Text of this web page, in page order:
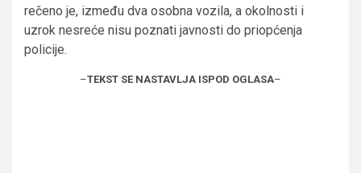
rečeno je, između dva osobna vozila, a okolnosti i
uzrok nesreće nisu poznati javnosti do priopćenja
policije.
–TEKST SE NASTAVLJA ISPOD OGLASA–